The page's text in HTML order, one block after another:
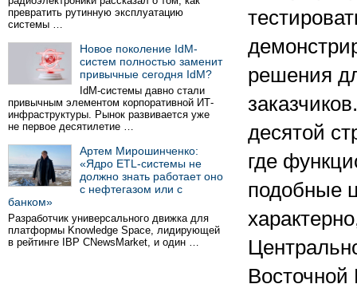
превратить рутинную эксплуатацию
системы …
Новое поколение IdM-
систем полностью заменит
привычные сегодня IdM?
IdM-системы давно стали
привычным элементом корпоративной ИТ-
инфраструктуры. Рынок развивается уже
не первое десятилетие …
Артем Мирошинченко:
«Ядро ETL-системы не
должно знать работает оно
с нефтегазом или с
банком»
Разработчик универсального движка для
платформы Knowledge Space, лидирующей
в рейтинге IBP CNewsMarket, и один …
решения
десятой
где
подобные
Восточной